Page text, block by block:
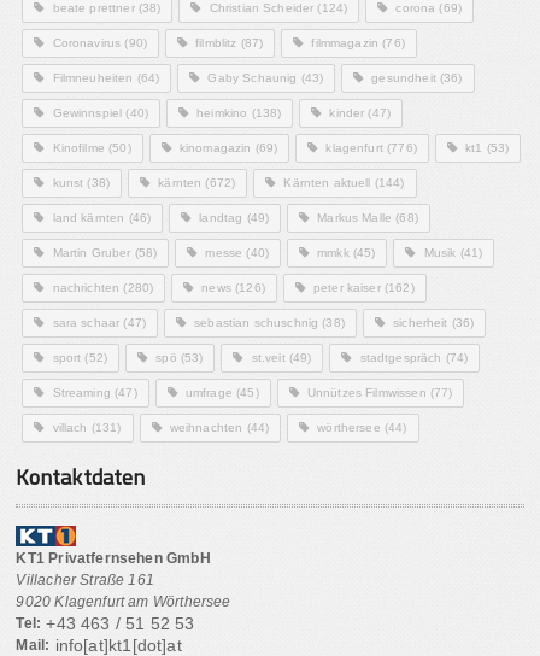
beate prettner(38) Christian Scheider (124) corona (69)
Coronavirus (90) filmblitz (87) filmmagazin (76)
Filmneuheiten (64) Gaby Schaunig (43) gesundheit(36)
Gewinnspiel (40) heimkino (138) kinder (47)
Kinofilme (50) kinomagazin (69) klagenfurt(776) kt1 (53)
kunst (38) kärnten (672) Kärnten aktuell (144)
land kärnten (46) landtag (49) Markus Malle (68)
Martin Gruber (58) messe (40) mmkk(45) Musik (41)
nachrichten (280) news(126) peter kaiser(162)
sara schaar (47) sebastian schuschnig (38) sicherheit (36)
sport (52) spö (53) st.veit(49) stadtgespräch (74)
Streaming (47) umfrage (45) Unnützes Filmwissen (77)
villach (131) weihnachten (44) wörthersee (44)
Kontaktdaten
KT1 Privatfernsehen GmbH
Villacher Straße 161
9020 Klagenfurt am Wörthersee
Tel: +43 463 / 51 52 53
Mail: info[at]kt1[dot]at